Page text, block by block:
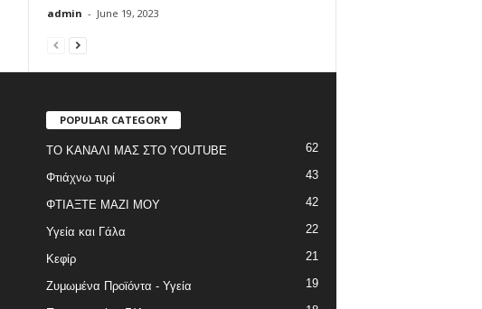
admin - June 19, 2023
POPULAR CATEGORY
ΤΟ ΚΑΝΑΛΙ ΜΑΣ ΣΤΟ YOUTUBE 62
Φτιάχνω τυρί 43
ΦΤΙΑΞΤΕ ΜΑΖΙ ΜΟΥ 42
Υγεία και Γάλα 22
Κεφίρ 21
Ζυμωμένα Προϊόντα - Υγεία 19